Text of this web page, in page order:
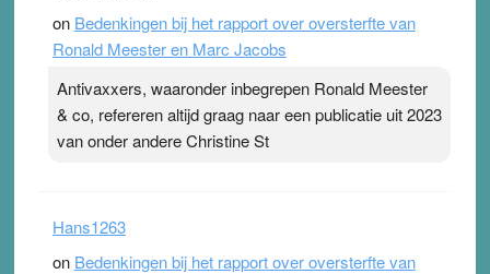
on Bedenkingen bij het rapport over oversterfte van
Ronald Meester en Marc Jacobs
Antivaxxers, waaronder inbegrepen Ronald Meester
& co, refereren altijd graag naar een publicatie uit 2023
van onder andere Christine St
Hans1263
on Bedenkingen bij het rapport over oversterfte van